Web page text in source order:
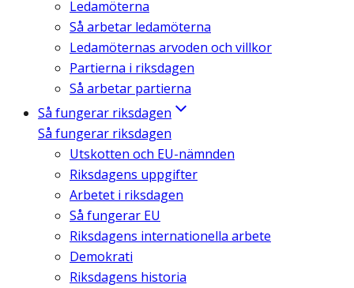
Ledamöterna
Så arbetar ledamöterna
Ledamöternas arvoden och villkor
Partierna i riksdagen
Så arbetar partierna
Så fungerar riksdagen
Så fungerar riksdagen
Utskotten och EU-nämnden
Riksdagens uppgifter
Arbetet i riksdagen
Så fungerar EU
Riksdagens internationella arbete
Demokrati
Riksdagens historia